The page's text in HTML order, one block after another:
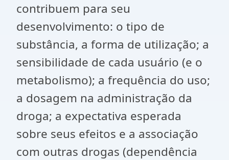
contribuem para seu
desenvolvimento: o tipo de
substância, a forma de utilização; a
sensibilidade de cada usuário (e o
metabolismo); a frequência do uso;
a dosagem na administração da
droga; a expectativa esperada
sobre seus efeitos e a associação
com outras drogas (dependência